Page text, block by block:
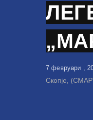
Објавено
на
7 февруари ,
Скопје,